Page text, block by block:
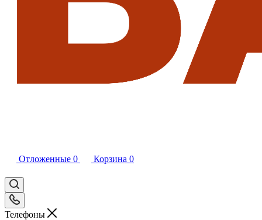
Отложенные 0 Корзина 0
Телефоны